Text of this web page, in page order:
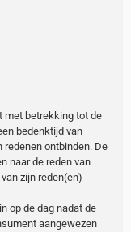
met betrekking tot de
bedenktijd van
redenen ontbinden. De
naar de reden van
zijn reden(en)
op de dag nadat de
aangewezen